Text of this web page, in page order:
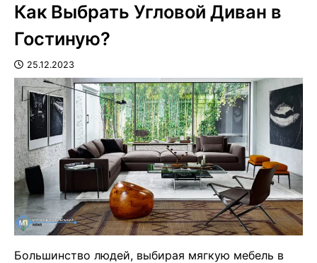
Как Выбрать Угловой Диван в
Гостиную?
25.12.2023
Большинство людей, выбирая мягкую мебель в